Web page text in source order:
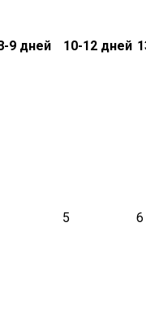
9 дней 10-12 дней
5 6